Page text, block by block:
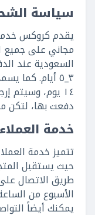
سياسة
يقدم كروكس
مجاني على جميع
السعودية عند
٣_٥ أيام. كما
١٤ يوم، وسيتم
دفعت بها،
خدمة
تتميز خدمة
حيث يستقبل
يمكنك أيضاً